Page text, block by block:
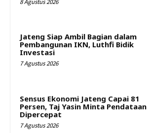
Jateng Siap Ambil Bagian dalam
Pembangunan IKN, Luthfi Bidik
Investasi
7 Agustus 2026
Sensus Ekonomi Jateng Capai 81
Persen, Taj Yasin Minta Pendataan
Dipercepat
7 Agustus 2026